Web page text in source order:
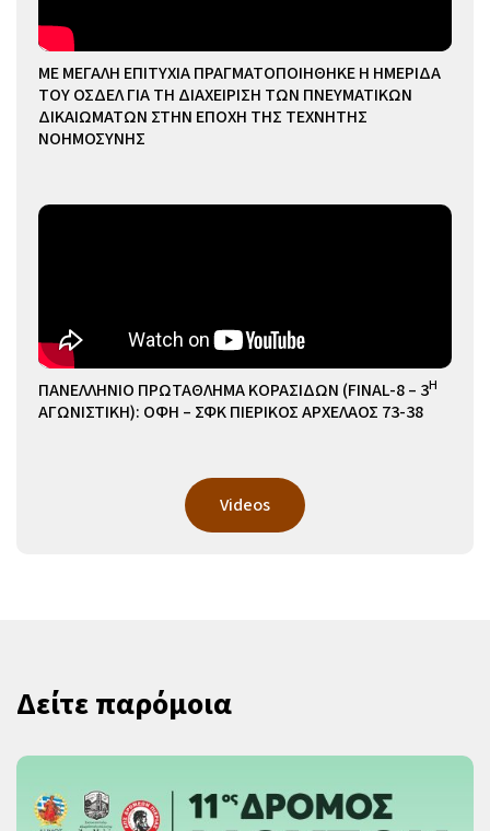
ΜΕ ΜΕΓΑΛΗ ΕΠΙΤΥΧΙΑ ΠΡΑΓΜΑΤΟΠΟΙΗΘΗΚΕ Η ΗΜΕΡΙΔΑ
ΤΟΥ ΟΣΔΕΛ ΓΙΑ ΤΗ ΔΙΑΧΕΙΡΙΣΗ ΤΩΝ ΠΝΕΥΜΑΤΙΚΩΝ
ΔΙΚΑΙΩΜΑΤΩΝ ΣΤΗΝ ΕΠΟΧΗ ΤΗΣ ΤΕΧΝΗΤΗΣ
ΝΟΗΜΟΣΥΝΗΣ
ΠΑΝΕΛΛΗΝΙΟ ΠΡΩΤΑΘΛΗΜΑ ΚΟΡΑΣΙΔΩΝ (FINAL-8 – 3Η
ΑΓΩΝΙΣΤΙΚΗ): ΟΦΗ – ΣΦΚ ΠΙΕΡΙΚΟΣ ΑΡΧΕΛΑΟΣ 73-38
Videos
Δείτε παρόμοια